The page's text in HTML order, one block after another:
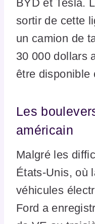
BYD et Tesla.
sortir de cette
un camion de
30 000 dollars
être disponible
Les
américain
Malgré les
États-Unis, où
véhicules
Ford a